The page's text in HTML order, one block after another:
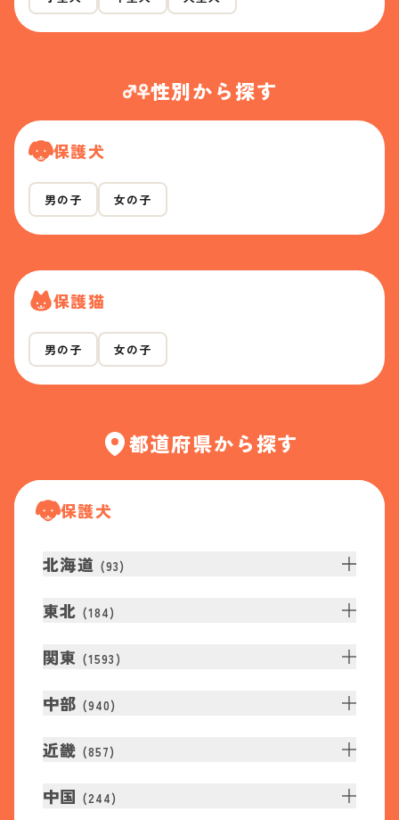
性別から探す
保護犬
男の子 女の子
保護猫
男の子 女の子
都道府県から探す
保護犬
北海道 (93)
東北 (184)
関東 (1593 )
中部 (940)
近畿 (857)
中国 (244)